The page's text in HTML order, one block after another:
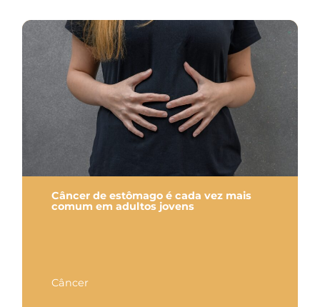
Câncer de estômago é cada vez mais
comum em adultos jovens
Câncer